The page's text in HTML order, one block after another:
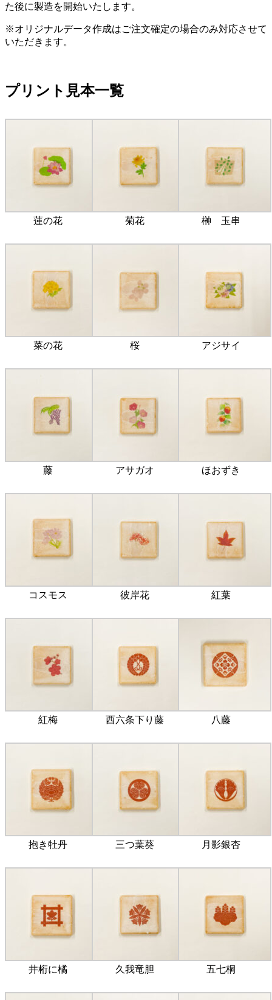
た後に製造を開始いたします。
※オリジナルデータ作成はご注文確定の場合のみ対応させて
いただきます。
プリント見本一覧
蓮の花 菊花 榊 玉串
菜の花 桜 アジサイ
藤 アサガオ ほおずき
コスモス 彼岸花 紅葉
紅梅 西六条下り藤 八藤
抱き牡丹 三つ葉葵 月影銀杏
井桁に橘 久我竜胆 五七桐